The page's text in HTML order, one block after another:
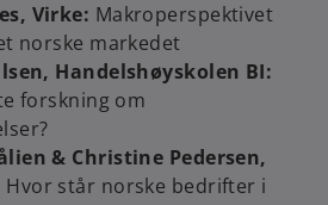
Virke: Makroperspektivet
norske markedet
Handelshøyskolen BI:
forskning om
& Christine Pedersen,
Hvor står norske bedrifter i